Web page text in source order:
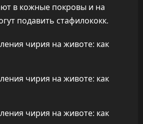
в кожные покровы и на
подавить стафилококк.